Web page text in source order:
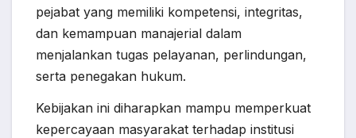
pejabat yang memiliki kompetensi, integritas,
dan kemampuan manajerial dalam
menjalankan tugas pelayanan, perlindungan,
serta penegakan hukum.
Kebijakan ini diharapkan mampu memperkuat
kepercayaan masyarakat terhadap institusi